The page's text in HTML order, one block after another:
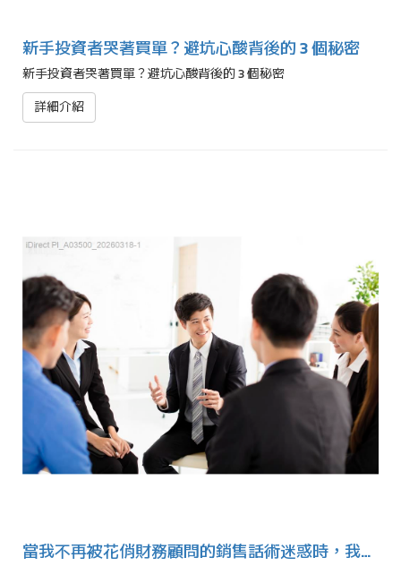
新手投資者哭著買單？避坑心酸背後的 3 個秘密
新手投資者哭著買單？避坑心酸背後的 3 個秘密
詳細介紹
當我不再被花俏財務顧問的銷售話術迷惑時，我發現了這個秘密